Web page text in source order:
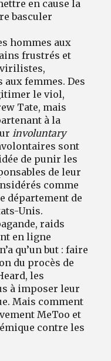
en cause la
basculer
hommes aux
frustrés et
virilistes,
aux femmes. Des
le viol,
Tate, mais
à la
involuntary
sont
de punir les
de leur
comme
département de
Unis.
raids
en ligne
qu’un but : faire
du procès de
les
à imposer leur
Mais comment
MeToo et
contre les